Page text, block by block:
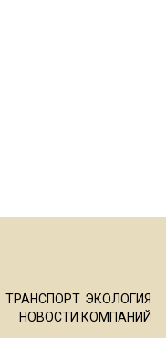
ТРАНСПОРТ ЭКОЛОГИЯ
НОВОСТИ КОМПАНИЙ